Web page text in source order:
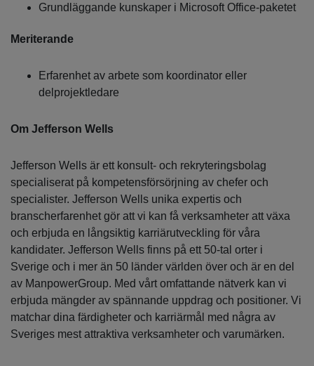
Grundläggande kunskaper i Microsoft Office-paketet
Meriterande
Erfarenhet av arbete som koordinator eller
delprojektledare
Om Jefferson Wells
Jefferson Wells är ett konsult- och rekryteringsbolag
specialiserat på kompetensförsörjning av chefer och
specialister. Jefferson Wells unika expertis och
branscherfarenhet gör att vi kan få verksamheter att växa
och erbjuda en långsiktig karriärutveckling för våra
kandidater. Jefferson Wells finns på ett 50-tal orter i
Sverige och i mer än 50 länder världen över och är en del
av ManpowerGroup. Med vårt omfattande nätverk kan vi
erbjuda mängder av spännande uppdrag och positioner. Vi
matchar dina färdigheter och karriärmål med några av
Sveriges mest attraktiva verksamheter och varumärken.